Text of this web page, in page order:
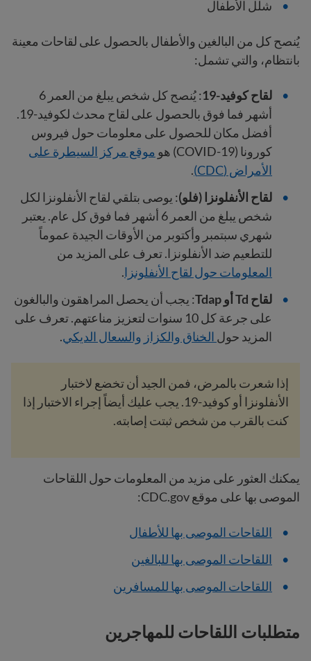
شلل الأطفال
يُنصح كل من البالغين والأطفال بالحصول على لقاحات معينة
بانتظام، والتي تشمل:
لقاح كوفيد-19
: يُنصح كل شخص يبلغ من العمر 6
أشهر فما فوق بالحصول على لقاح محدث لكوفيد-19.
أفضل مكان للحصول على معلومات حول فيروس
كورونا (COVID-19) هو
موقع مركز السيطرة على
الأمراض (CDC)
.
لقاح الأنفلونزا (فلو): يوصى بتلقي لقاح الأنفلونزا لكل
شخص يبلغ من العمر 6 أشهر فما فوق كل عام. يعتبر
شهري سبتمبر وأكتوبر من الأوقات الجيدة عموماً
للتطعيم ضد الأنفلونزا. تعرف على المزيد من
المعلومات حول لقاح الأنفلونزا.
لقاح Td أو Tdap
: يجب أن يحصل المراهقون والبالغون
على جرعة كل 10 سنوات لتعزيز مناعتهم. تعرف على
المزيد حول الخناق والكزاز والسعال الديكي.
إذا شعرت بالمرض، فمن الجيد أن تخضع لاختبار
الأنفلونزا أو كوفيد-19. يجب عليك أيضاً إجراء الاختبار إذا
كنت بالقرب من شخص ثبتت إصابته.
يمكنك العثور على مزيد من المعلومات حول اللقاحات
الموصى بها على موقع CDC.gov:
اللقاحات الموصى بها للأطفال
اللقاحات الموصى بها للبالغين
اللقاحات الموصى بها للمسافرين
متطلبات اللقاحات للمهاجرين